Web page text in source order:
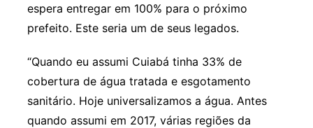
espera entregar em 100% para o próximo
prefeito. Este seria um de seus legados.
“Quando eu assumi Cuiabá tinha 33% de
cobertura de água tratada e esgotamento
sanitário. Hoje universalizamos a água. Antes
quando assumi em 2017, várias regiões da